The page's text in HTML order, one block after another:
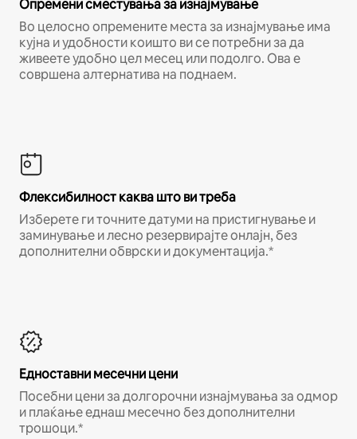
Опремени сместувања за изнајмување
Во целосно опремените места за изнајмување има
кујна и удобности коишто ви се потребни за да
живеете удобно цел месец или подолго. Ова е
совршена алтернатива на поднаем.
Флексибилност каква што ви треба
Изберете ги точните датуми на пристигнување и
заминување и лесно резервирајте онлајн, без
дополнителни обврски и документација.*
Едноставни месечни цени
Посебни цени за долгорочни изнајмувања за одмор
и плаќање еднаш месечно без дополнителни
трошоци.*